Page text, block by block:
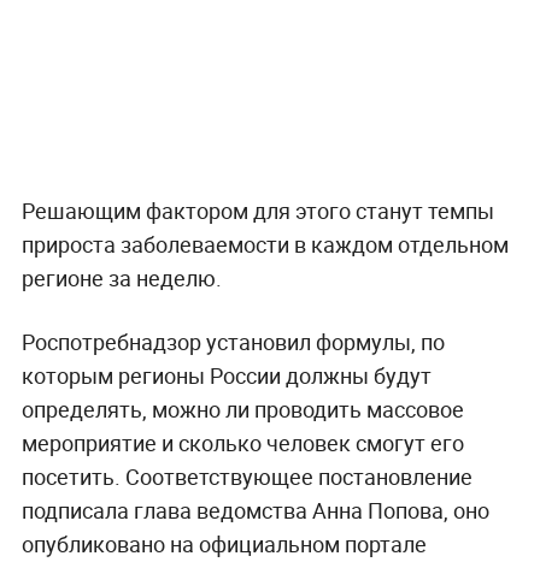
Решающим фактором для этого станут темпы
прироста заболеваемости в каждом отдельном
регионе за неделю.
Роспотребнадзор установил формулы, по
которым регионы России должны будут
определять, можно ли проводить массовое
мероприятие и сколько человек смогут его
посетить. Соответствующее постановление
подписала глава ведомства Анна Попова, оно
опубликовано на официальном портале